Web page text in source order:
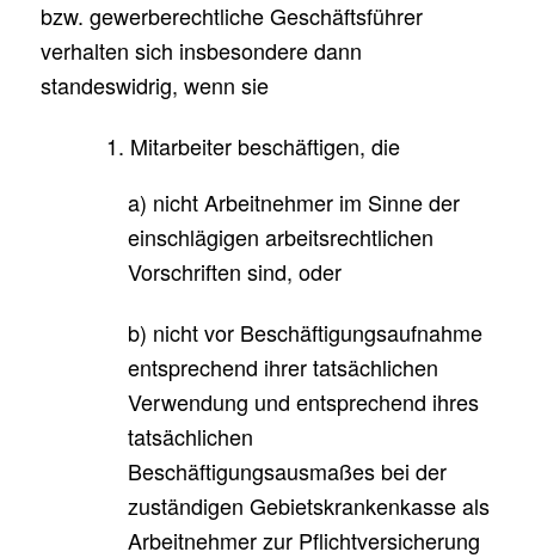
bzw. gewerberechtliche Geschäftsführer
verhalten sich insbesondere dann
standeswidrig, wenn sie
1. Mitarbeiter beschäftigen, die
a) nicht Arbeitnehmer im Sinne der
einschlägigen arbeitsrechtlichen
Vorschriften sind, oder
b) nicht vor Beschäftigungsaufnahme
entsprechend ihrer tatsächlichen
Verwendung und entsprechend ihres
tatsächlichen
Beschäftigungsausmaßes bei der
zuständigen Gebietskrankenkasse als
Arbeitnehmer zur Pflichtversicherung